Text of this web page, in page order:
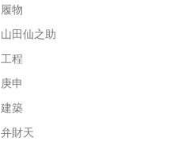
履物
山田仙之助
工程
庚申
建築
弁財天